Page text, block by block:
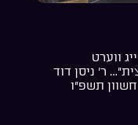
ווערט
ר’ ניסן דוד
תשפ”ו